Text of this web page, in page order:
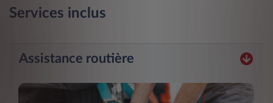
Services inclus
Assistance routière